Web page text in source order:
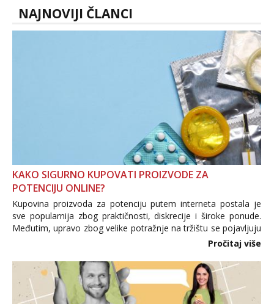
NAJNOVIJI ČLANCI
KAKO SIGURNO KUPOVATI PROIZVODE ZA
POTENCIJU ONLINE?
Kupovina proizvoda za potenciju putem interneta postala je
sve popularnija zbog praktičnosti, diskrecije i široke ponude.
Međutim, upravo zbog velike potražnje na tržištu se pojavljuju
i brojni krivotvoreni proizvodi, nepouzdane internetske
Pročitaj više